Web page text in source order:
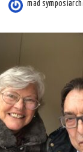
Posted
mad symposiarch